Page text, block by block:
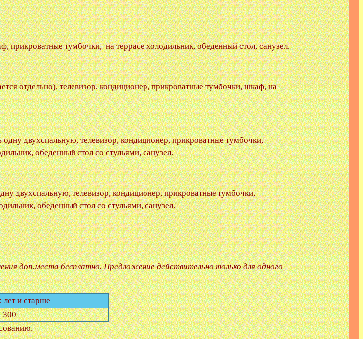
прикроватные тумбочки, на террасе холодильник, обеденный стол, санузел.
отдельно), телевизор, кондиционер, прикроватные тумбочки, шкаф, на
двухспальную, телевизор, кондиционер, прикроватные тумбочки,
обеденный стол со стульями, санузел.
двухспальную, телевизор, кондиционер, прикроватные тумбочки,
обеденный стол со стульями, санузел.
доп.места бесплатно. Предложение действительно только для одного
старше